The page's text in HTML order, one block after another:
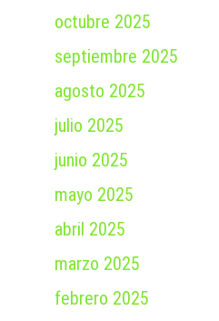
octubre 2025
septiembre 2025
agosto 2025
julio 2025
junio 2025
mayo 2025
abril 2025
marzo 2025
febrero 2025